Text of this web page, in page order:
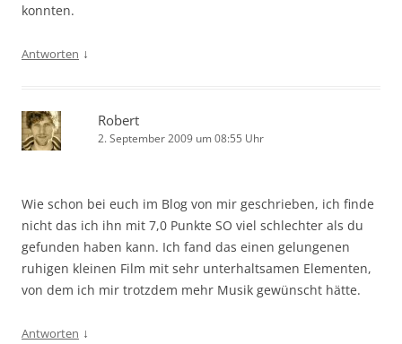
konnten.
Antworten ↓
Robert
2. September 2009 um 08:55 Uhr
Wie schon bei euch im Blog von mir geschrieben, ich finde
nicht das ich ihn mit 7,0 Punkte SO viel schlechter als du
gefunden haben kann. Ich fand das einen gelungenen
ruhigen kleinen Film mit sehr unterhaltsamen Elementen,
von dem ich mir trotzdem mehr Musik gewünscht hätte.
Antworten ↓